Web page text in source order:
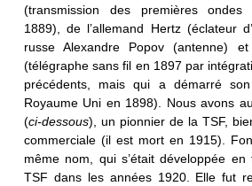
(transmission des premières ondes
1889), de l’allemand Hertz (éclateur
russe Alexandre Popov (antenne)
(télégraphe sans fil en 1897 par
précédents, mais qui a démarré
Royaume Uni en 1898). Nous avons
(ci-dessous), un pionnier de la TSF,
commerciale (il est mort en 1915).
même nom, qui s’était développée
TSF dans les années 1920. Elle fut